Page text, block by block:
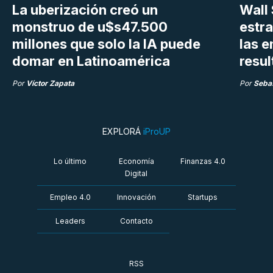
La uberización creó un
monstruo de u$s47.500
millones que solo la IA puede
domar en Latinoamérica
Por Víctor Zapata
Wall
las
Por
EXPLORÁ iProUP
Lo último
Economía
Digital
Finanzas 4.0
Empleo 4.0 Innovación Startups
Leaders Contacto
RSS